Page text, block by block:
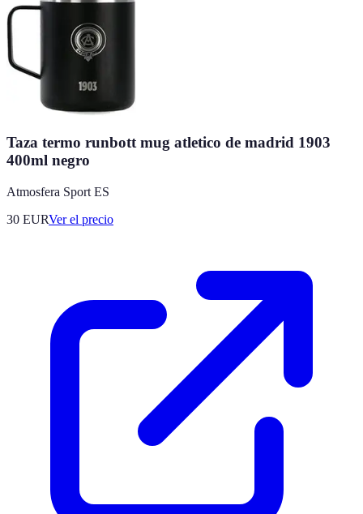
Taza termo runbott mug atletico de madrid 1903
400ml negro
Atmosfera Sport ES
30 EURVer el precio